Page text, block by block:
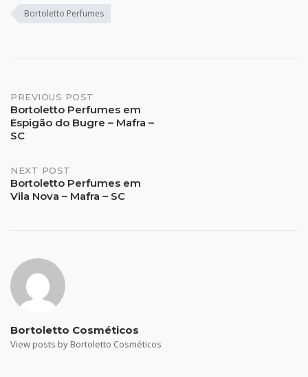
Bortoletto Perfumes
Post
navigation
PREVIOUS POST
Bortoletto Perfumes em
Espigão do Bugre – Mafra –
SC
NEXT POST
Bortoletto Perfumes em
Vila Nova – Mafra – SC
Bortoletto Cosméticos
View posts by Bortoletto Cosméticos